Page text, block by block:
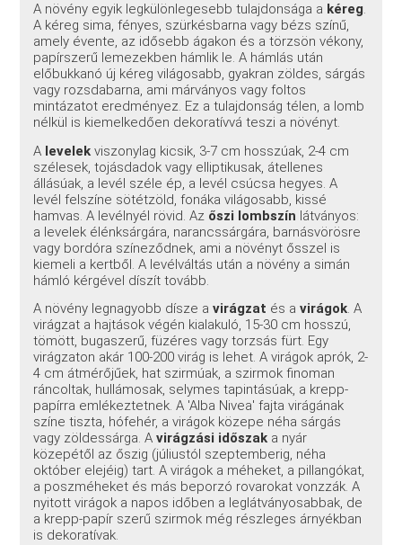
A növény egyik legkülönlegesebb tulajdonsága a kéreg.
A kéreg sima, fényes, szürkésbarna vagy bézs színű,
amely évente, az idősebb ágakon és a törzsön vékony,
papírszerű lemezekben hámlik le. A hámlás után
előbukkanó új kéreg világosabb, gyakran zöldes, sárgás
vagy rozsdabarna, ami márványos vagy foltos
mintázatot eredményez. Ez a tulajdonság télen, a lomb
nélkül is kiemelkedően dekoratívvá teszi a növényt.
A levelek viszonylag kicsik, 3-7 cm hosszúak, 2-4 cm
szélesek, tojásdadok vagy elliptikusak, átellenes
állásúak, a levél széle ép, a levél csúcsa hegyes. A
levél felszíne sötétzöld, fonáka világosabb, kissé
hamvas. A levélnyél rövid. Az őszi lombszín látványos:
a levelek élénksárgára, narancssárgára, barnásvörösre
vagy bordóra színeződnek, ami a növényt ősszel is
kiemeli a kertből. A levélváltás után a növény a simán
hámló kérgével díszít tovább.
A növény legnagyobb dísze avirágzat és avirágok. A
virágzat a hajtások végén kialakuló, 15-30 cm hosszú,
tömött, bugaszerű, füzéres vagy torzsás fürt. Egy
virágzaton akár 100-200 virág is lehet. A virágok aprók, 2-
4 cm átmérőjűek, hat szirmúak, a szirmok finoman
ráncoltak, hullámosak, selymes tapintásúak, a krepp-
papírra emlékeztetnek. A 'Alba Nivea' fajta virágának
színe tiszta, hófehér, a virágok közepe néha sárgás
vagy zöldessárga. Avirágzási időszak a nyár
közepétől az őszig (júliustól szeptemberig, néha
október elejéig) tart. A virágok a méheket, a pillangókat,
a poszméheket és más beporzó rovarokat vonzzák. A
nyitott virágok a napos időben a leglátványosabbak, de
a krepp-papír szerű szirmok még részleges árnyékban
is dekoratívak.